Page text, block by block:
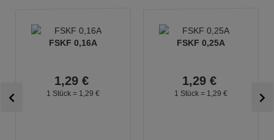
FSKF 0,16A
1,29 €
1 Stück = 1, 29 €
FSKF 0,25A
1,29 €
1 Stück = 1, 29 €